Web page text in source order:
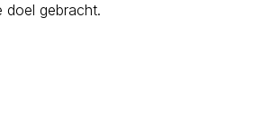
doel gebracht.